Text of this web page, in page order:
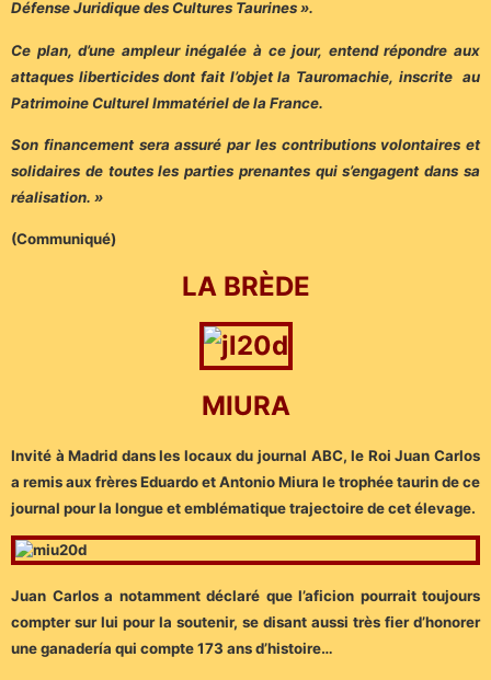
Défense Juridique des Cultures Taurines ».
Ce plan, d’une ampleur inégalée à ce jour, entend répondre aux
attaques liberticides dont fait l’objet la Tauromachie, inscrite au
Patrimoine Culturel Immatériel de la France.
Son financement sera assuré par les contributions volontaires et
solidaires de toutes les parties prenantes qui s’engagent dans sa
réalisation. »
(Communiqué)
LA BRÈDE
MIURA
Invité à Madrid dans les locaux du journal ABC, le Roi Juan Carlos
a remis aux frères Eduardo et Antonio Miura le trophée taurin de ce
journal pour la longue et emblématique trajectoire de cet élevage.
Juan Carlos a notamment déclaré que l’aficion pourrait toujours
compter sur lui pour la soutenir, se disant aussi très fier d’honorer
une ganadería qui compte 173 ans d’histoire…